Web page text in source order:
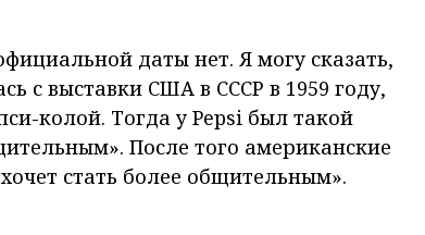
даты нет. Я могу сказать,
с выставки США в СССР в 1959 году,
колой. Тогда у Pepsi был такой
После того американские
стать более общительным».